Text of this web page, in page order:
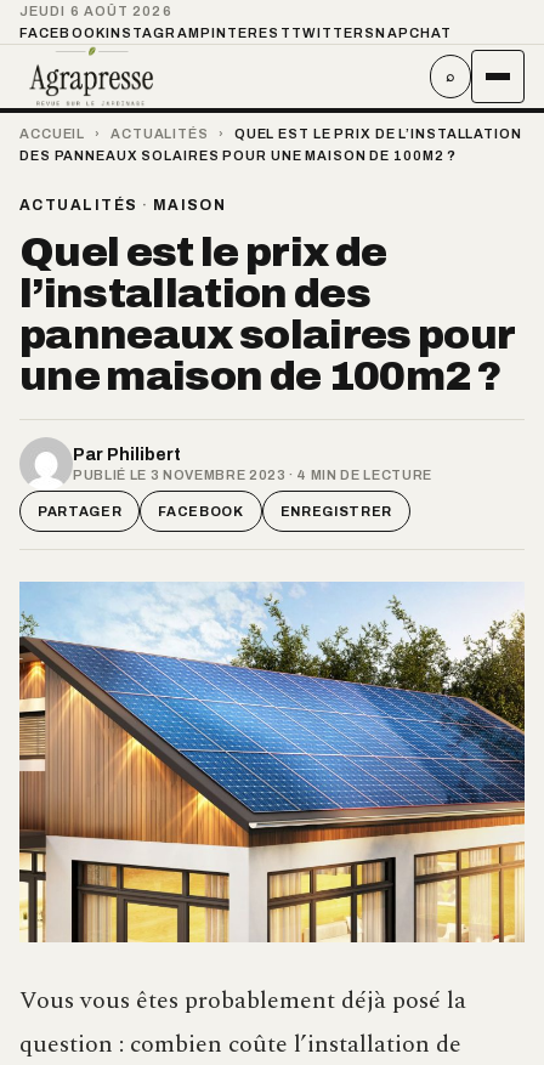
JEUDI 6 AOÛT 2026
FACEBOOKINSTAGRAMPINTEREST TWITTER SNAPCHAT
⌕
ACCUEIL › ACTUALITÉS ›
QUEL EST LE PRIX DE L’INSTALLATION
DES PANNEAUX SOLAIRES POUR UNE MAISON DE 100M2 ?
ACTUALITÉS · MAISON
Quel est le prix de
l’installation des
panneaux solaires pour
une maison de 100m2 ?
Par Philibert
PUBLIÉ LE 3 NOVEMBRE 2023 · 4 MIN DE LECTURE
PARTAGER FACEBOOK ENREGISTRER
Vous vous êtes probablement déjà posé la
question : combien coûte l’installation de